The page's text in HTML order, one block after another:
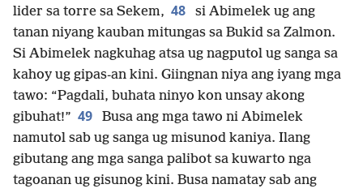
lider sa torre sa Sekem, 48
si Abimelek ug ang
tanan niyang kauban mitungas sa Bukid sa Zalmon.
Si Abimelek nagkuhag atsa ug nagputol ug sanga sa
kahoy ug gipas-an kini. Giingnan niya ang iyang mga
tawo: “Pagdali, buhata ninyo kon unsay akong
gibuhat!” 49
Busa ang mga tawo ni Abimelek
namutol sab ug sanga ug misunod kaniya. Ilang
gibutang ang mga sanga palibot sa kuwarto nga
tagoanan ug gisunog kini. Busa namatay sab ang